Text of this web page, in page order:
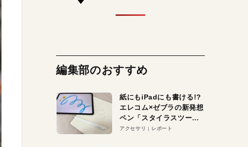
編集部のおすすめ
紙にもiPadにも書ける!?
エレコム×ゼブラの新発想
ペン「スタイラスツーウ
ェイ」レビュー。持ち替
アクセサリ レポート